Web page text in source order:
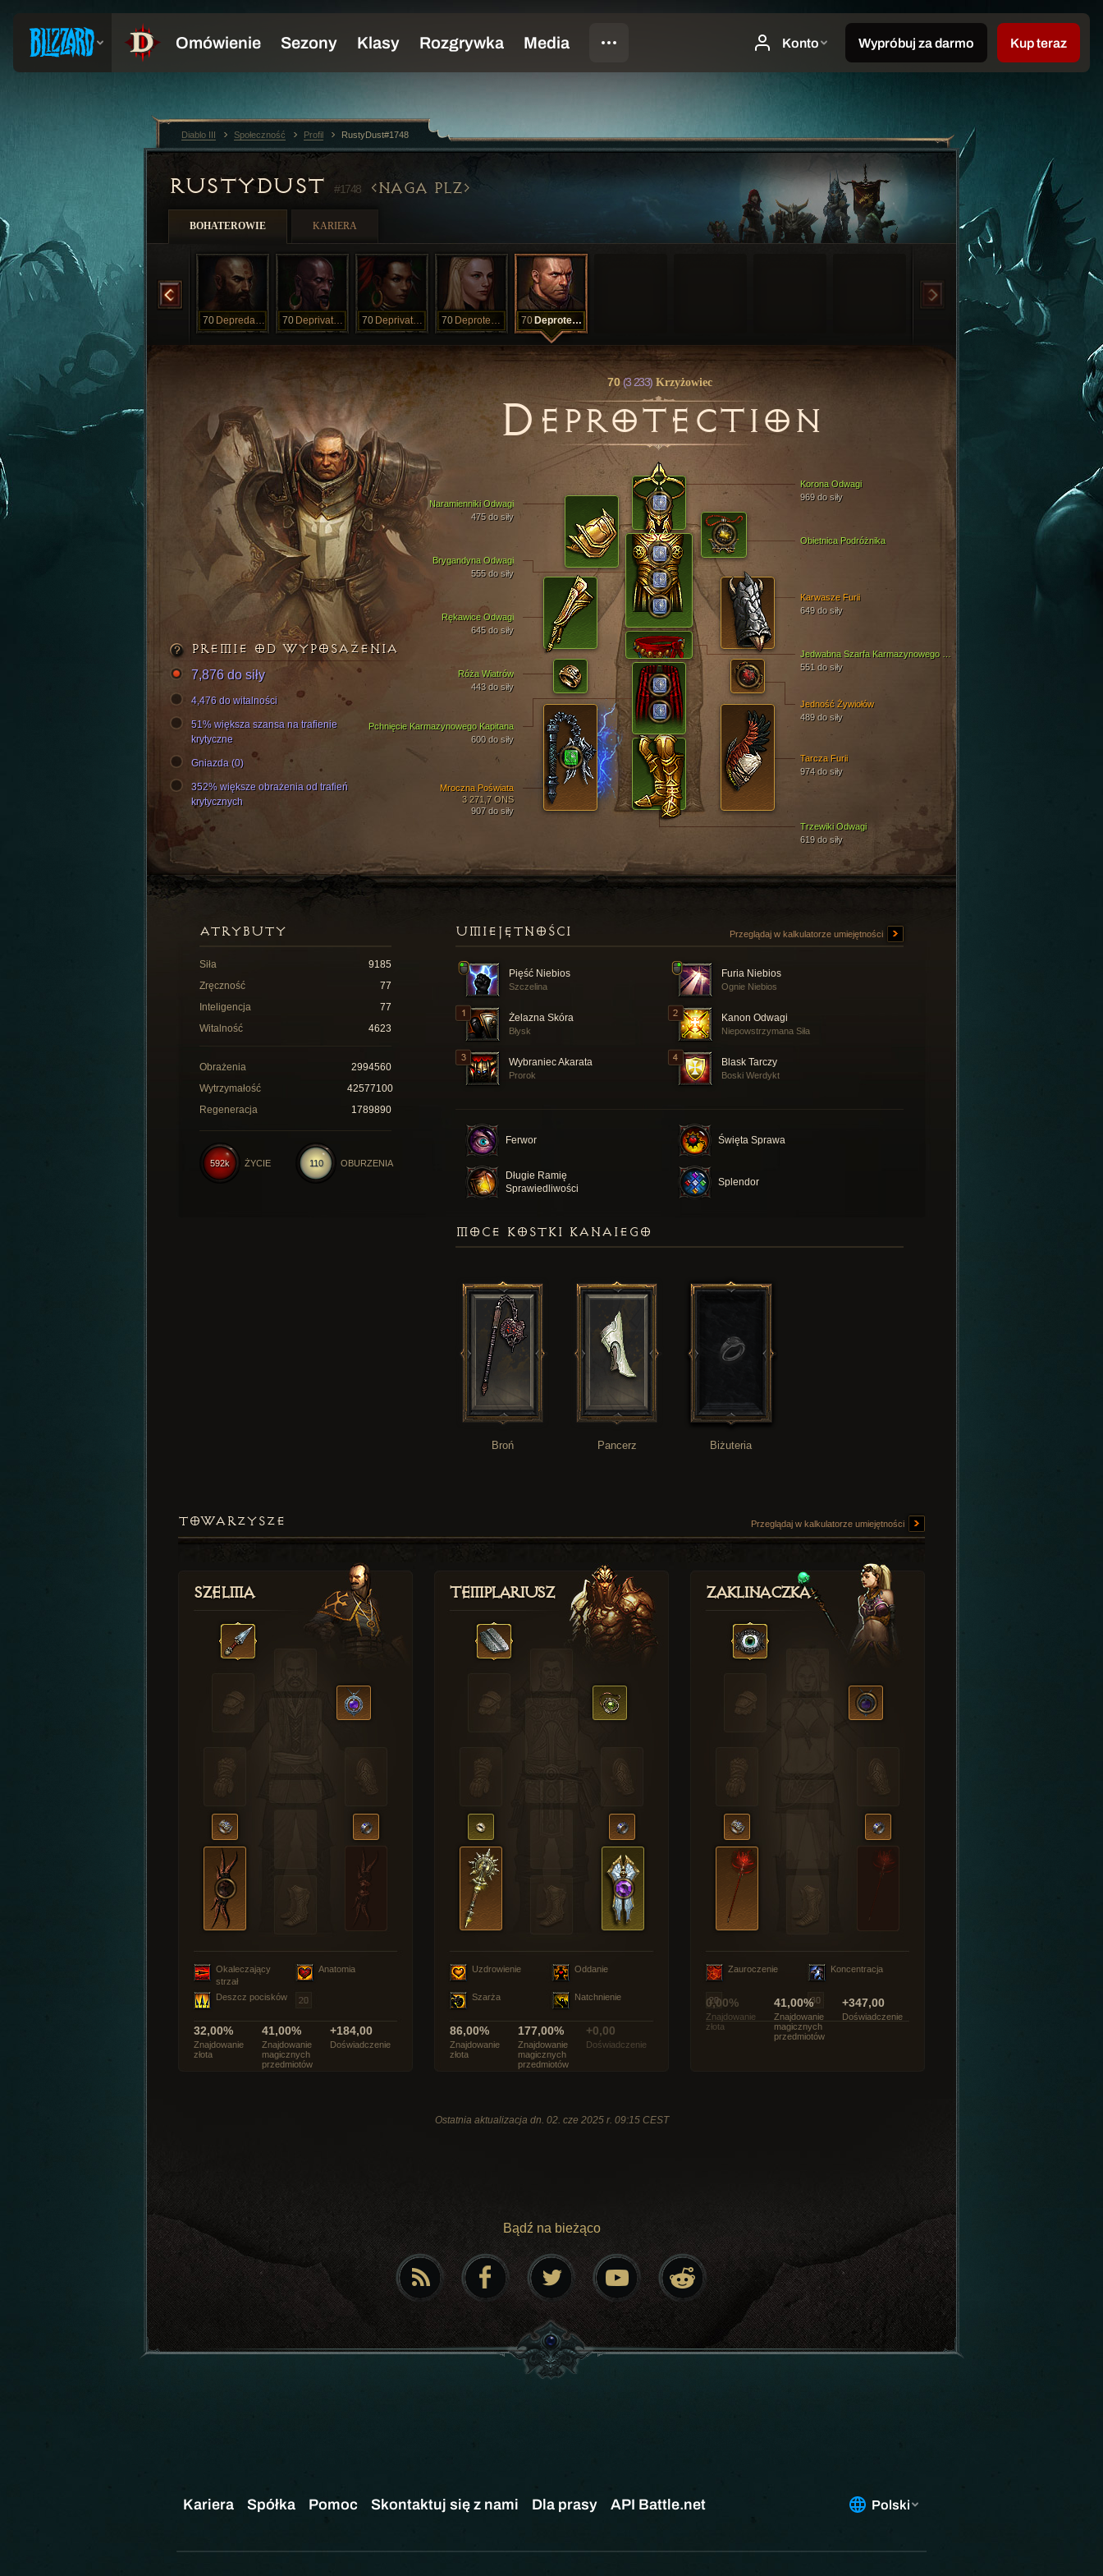
RUSTYDUST #1748 NAGA PLZ
BOHATEROWIE KARIERA
Depreciation 70 70 Depredation 70 Deprivation 70 Deprivation 70 Deprotection 70 Deprotection
70(3 233) Krzyżowiec
DEPROTECTION
Korona Odwagi
969 do siły
Brygandyna Odwagi
555 do siły
Trzewiki Odwagi
619 do siły
Rękawice Odwagi
645 do siły
Naramienniki Odwagi
475 do siły
Pchnięcie Karmazynowego Kapitana
600 do siły
Karwasze Furii
649 do siły
Mroczna Poświata
3 271,7 ONS
907 do siły
Tarcza Furii
974 do siły
551 do siły
Jedność Żywiołów
489 do siły
Róża Wiatrów
443 do siły
Obietnica Podróżnika
PREMIE OD WYPOSAŻENIA
7,876 do siły
4,476 do witalności
51% większa szansa na trafienie
krytyczne
Gniazda (0)
352% większe obrażenia od trafień
krytycznych
UMIEJĘTNOŚCI Przeglądaj w kalkulatorze umiejętności
Pięść Niebios
Szczelina
Furia Niebios
Ognie Niebios
Żelazna Skóra
Błysk
Kanon Odwagi
Niepowstrzymana Siła
Wybraniec Akarata
Prorok
Blask Tarczy
Boski Werdykt
Ferwor Święta Sprawa
Długie Ramię
Sprawiedliwości
Splendor
ATRYBUTY
Siła
9185
Zręczność
77
Inteligencja
77
Witalność
4623
Obrażenia
2994560
Wytrzymałość
42577100
Regeneracja
1789890
110 OBURZENIA
592k ŻYCIE
MOCE KOSTKI KANAIEGO
Broń Pancerz Biżuteria
TOWARZYSZE Przeglądaj w kalkulatorze umiejętności
Szelma
Okaleczający
strzał
Anatomia
Deszcz pocisków
32,00%
Znajdowanie
złota
41,00%
Znajdowanie
magicznych
przedmiotów
+184,00
Doświadczenie
Templariusz
Uzdrowienie Oddanie
Szarża Natchnienie
86,00%
Znajdowanie
złota
177,00%
Znajdowanie
magicznych
przedmiotów
+0,00
Doświadczenie
Zaklinaczka
Zauroczenie Koncentracja
0,00%
Znajdowanie
złota
41,00%
Znajdowanie
magicznych
przedmiotów
+347,00
Doświadczenie
Ostatnia aktualizacja dn. 02. cze 2025 r. 09:15 CEST
Bądź na bieżąco
Diablo III Społeczność Profil RustyDust#1748